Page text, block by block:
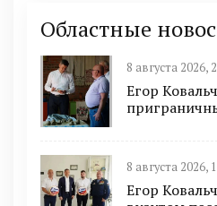
Областные
8 августа 2026,
Егор
8 августа 2026,
Егор